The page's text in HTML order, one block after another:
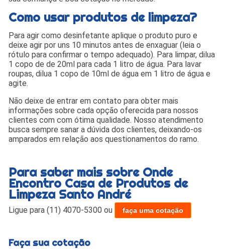
Como usar produtos de limpeza?
Para agir como desinfetante aplique o produto puro e
deixe agir por uns 10 minutos antes de enxaguar (leia o
rótulo para confirmar o tempo adequado). Para limpar, dilua
1 copo de de 20ml para cada 1 litro de água. Para lavar
roupas, dilua 1 copo de 10ml de água em 1 litro de água e
agite.
Não deixe de entrar em contato para obter mais
informações sobre cada opção oferecida para nossos
clientes com com ótima qualidade. Nosso atendimento
busca sempre sanar a dúvida dos clientes, deixando-os
amparados em relação aos questionamentos do ramo.
Para saber mais sobre Onde
Encontro Casa de Produtos de
Limpeza Santo André
Ligue para(11) 4070-5300 ou faça uma cotação
Faça sua cotação